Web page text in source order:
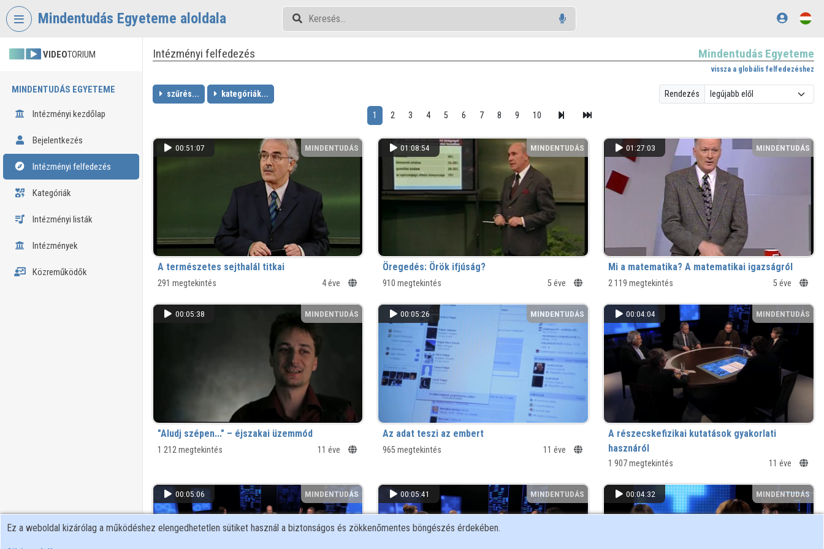
Fejléc kihagyása
Mindentudás Egyeteme aloldala
VIDEOTORIUM
MINDENTUDÁS EGYETEME
Intézményi kezdőlap
Bejelentkezés
Intézményi felfedezés
Kategóriák
Intézményi listák
Intézmények
Közreműködők
Intézményi felfedezés Mindentudás Egyeteme
vissza a globális felfedezéshez
szűrés... kategóriák... Rendezés
1 2 3 4 5 6 7 8 9 10
00:51:07 MINDENTUDÁS
A természetes sejthalál titkai
291 megtekintés 4 éve
01:08:54 MINDENTUDÁS
Öregedés: Örök ifjúság?
910 megtekintés 5 éve
01:27:03 MINDENTUDÁS
Mi a matematika? A matematikai igazságról
2 119 megtekintés 5 éve
00:05:38 MINDENTUDÁS
"Aludj szépen..." – éjszakai üzemmód
1 212 megtekintés 11 éve
00:05:26 MINDENTUDÁS
Az adat teszi az embert
965 megtekintés 11 éve
00:04:04 MINDENTUDÁS
A részecskefizikai kutatások gyakorlati
hasznáról
Rövidített változat
1 907 megtekintés 11 éve
00:05:06 MINDENTUDÁS 00:05:41 MINDENTUDÁS 00:04:32 MINDENTUDÁS
Ez a weboldal kizárólag a működéshez elengedhetetlen sütiket használ a biztonságos és zökkenőmentes böngészés érdekében.